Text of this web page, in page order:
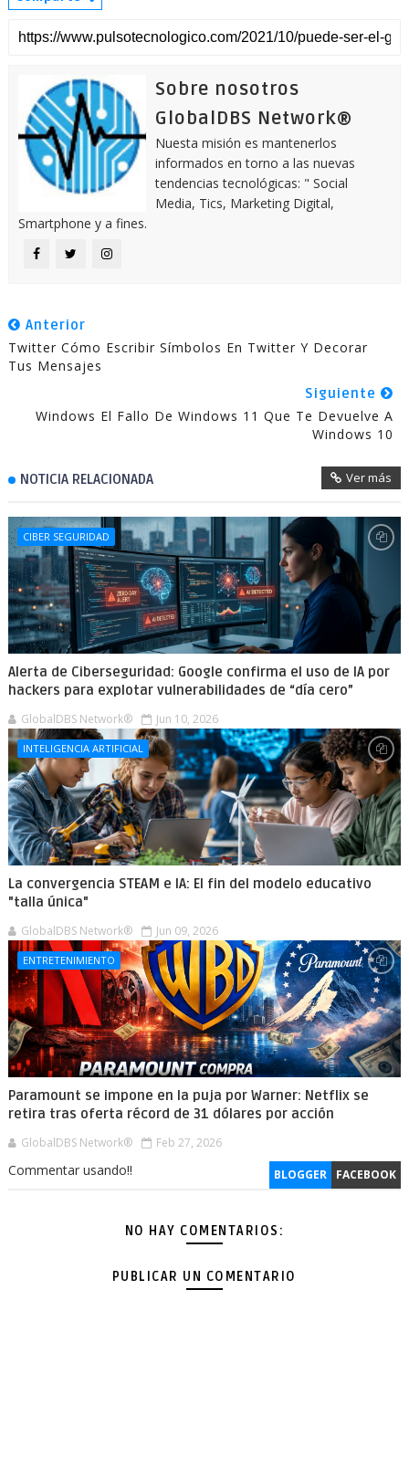
Sobre nosotros
GlobalDBS Network®
Nuesta misión es mantenerlos
informados en torno a las nuevas
tendencias tecnológicas: " Social
Media, Tics, Marketing Digital,
Smartphone y a fines.
Anterior
Twitter Cómo Escribir Símbolos En Twitter Y Decorar
Tus Mensajes
Siguiente
Windows El Fallo De Windows 11 Que Te Devuelve A
Windows 10
NOTICIA RELACIONADA Ver más
CIBER SEGURIDAD
Alerta de Ciberseguridad: Google confirma el uso de IA por
hackers para explotar vulnerabilidades de “día cero”
GlobalDBS Network® Jun 10, 2026
INTELIGENCIA ARTIFICIAL
La convergencia STEAM e IA: El fin del modelo educativo
"talla única"
GlobalDBS Network® Jun 09, 2026
ENTRETENIMIENTO
Paramount se impone en la puja por Warner: Netflix se
retira tras oferta récord de 31 dólares por acción
GlobalDBS Network® Feb 27, 2026
BLOGGER FACEBOOK
Commentar usando!!
NO HAY COMENTARIOS:
PUBLICAR UN COMENTARIO